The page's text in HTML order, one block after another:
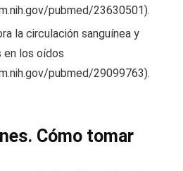
pubmed/23630501).
la circulación sanguínea y
en los oídos
pubmed/29099763).
Cómo tomar